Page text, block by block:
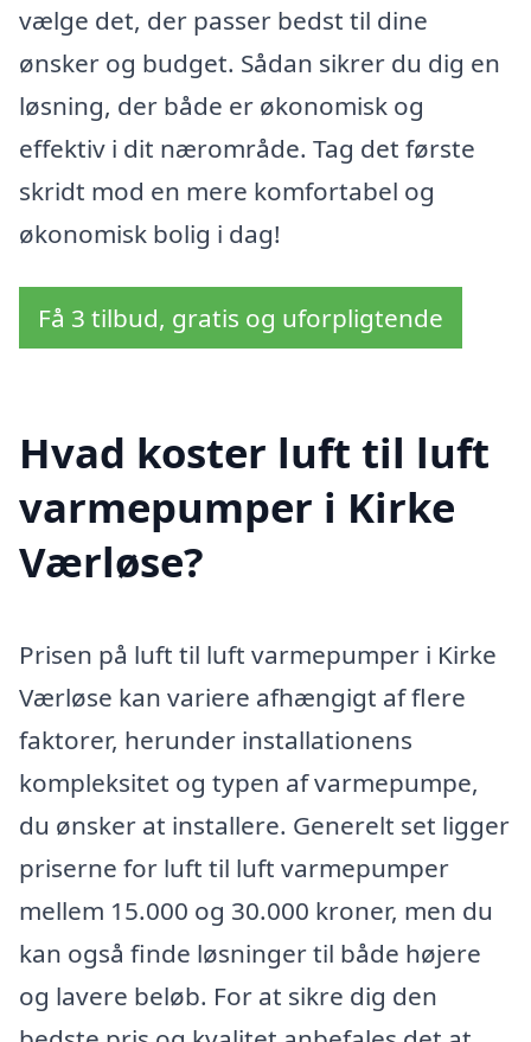
vælge det, der passer bedst til dine
ønsker og budget. Sådan sikrer du dig en
løsning, der både er økonomisk og
effektiv i dit nærområde. Tag det første
skridt mod en mere komfortabel og
økonomisk bolig i dag!
Få 3 tilbud, gratis og uforpligtende
Hvad koster luft til luft
varmepumper i Kirke
Værløse?
Prisen på luft til luft varmepumper i Kirke
Værløse kan variere afhængigt af flere
faktorer, herunder installationens
kompleksitet og typen af varmepumpe,
du ønsker at installere. Generelt set ligger
priserne for luft til luft varmepumper
mellem 15.000 og 30.000 kroner, men du
kan også finde løsninger til både højere
og lavere beløb. For at sikre dig den